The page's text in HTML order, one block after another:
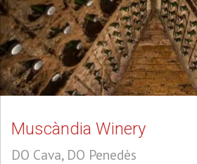
Muscàndia Winery
DO Cava, DO Penedès